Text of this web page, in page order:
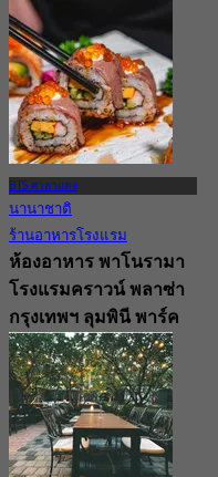
BTS ศาลาแดง
นานาชาติ
ร้านอาหารโรงแรม
ห้องอาหาร พาโนรามา
โรงแรมคราวน์ พลาซ่า
กรุงเทพฯ ลุมพินี พาร์ค
4.6
1.1K การจอง
จาก฿ 550